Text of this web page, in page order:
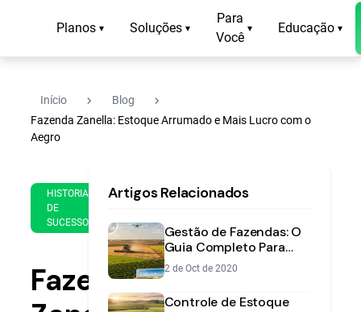
Planos ▾ Soluções ▾
Para
Você
▾ Educação ▾
Início navigate_next Blog navigate_next
Fazenda Zanella: Estoque Arrumado e Mais Lucro com o
Aegro
HISTORIAS
DE
SUCESSO
de
de
2023
min
leitura
Fazenda
Artigos Relacionados
Gestão de Fazendas: O
Guia Completo Para
Aumentar a
Rentabilidade
2 de Oct de 2020
Controle de Estoque